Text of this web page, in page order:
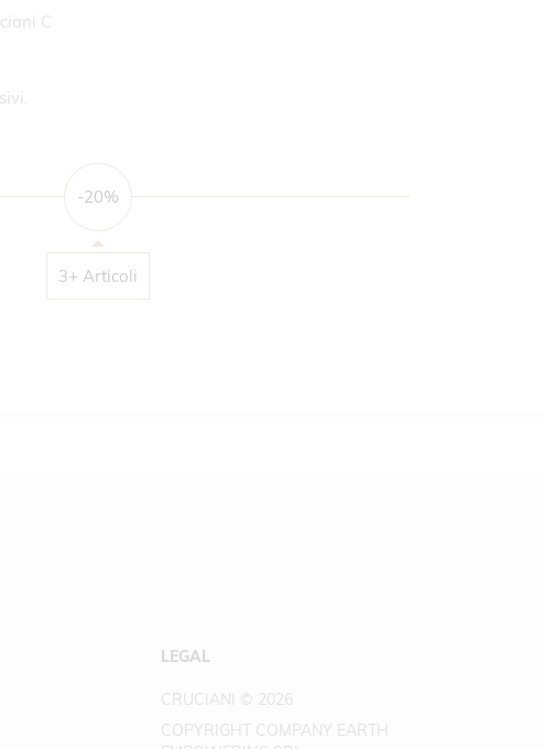
C
-20%
3+ Articoli
LEGAL
CRUCIANI © 2026
COPYRIGHT COMPANY EARTH